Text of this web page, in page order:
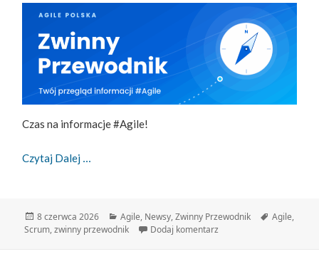
Czas na informacje #Agile!
Czytaj Dalej
Data
publikacji
8 czerwca 2026 Kategorie
Agile, Newsy,Zwinny Przewodnik Tagi
Agile,
Scrum,zwinny przewodnik Dodaj komentarz